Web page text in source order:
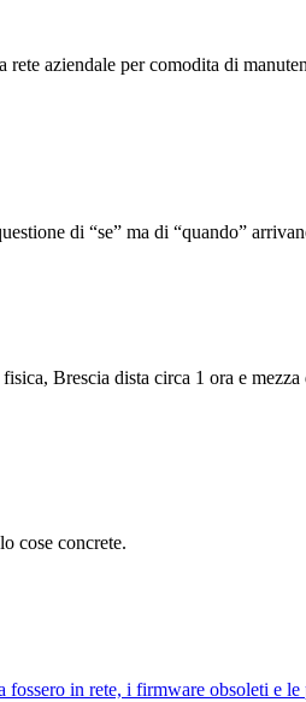
aziendale per comodita di
di “se” ma di “quando”
Brescia dista circa 1 ora e
cose concrete.
in rete, i firmware obsoleti e le